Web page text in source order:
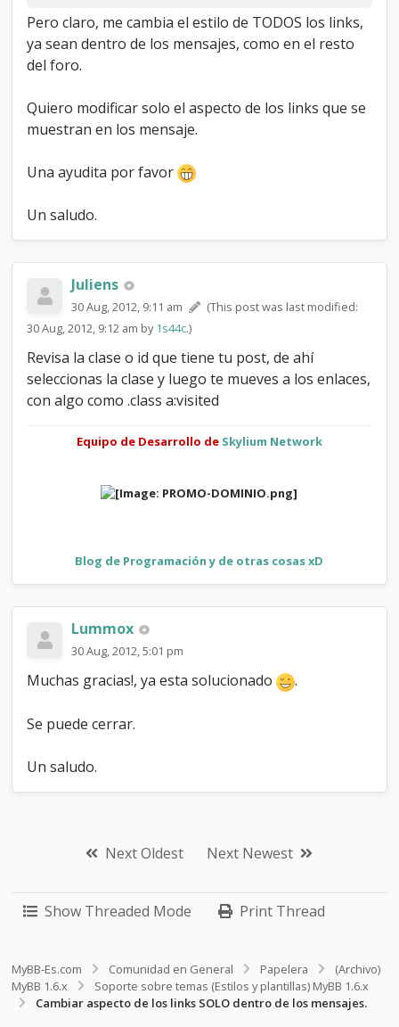
Pero claro, me cambia el estilo de TODOS los links,
ya sean dentro de los mensajes, como en el resto
del foro.
Quiero modificar solo el aspecto de los links que se
muestran en los mensaje.
Una ayudita por favor
Un saludo.
Juliens
30 Aug, 2012, 9:11 am
(This post was last modified:
30 Aug, 2012, 9:12 am by1s44c.)
Revisa la clase o id que tiene tu post, de ahí
seleccionas la clase y luego te mueves a los enlaces,
con algo como .class a:visited
Equipo de Desarrollo de Skylium Network
Blog de Programación y de otras cosas xD
Lummox
30 Aug, 2012, 5:01 pm
Muchas gracias!, ya esta solucionado .
Se puede cerrar.
Un saludo.
Next Oldest Next Newest
Show Threaded Mode Print Thread
MyBB-Es.com Comunidad en General Papelera
(Archivo)
MyBB 1.6.x
Soporte sobre temas (Estilos y plantillas) MyBB 1.6.x
Cambiar aspecto de los links SOLO dentro de los mensajes.